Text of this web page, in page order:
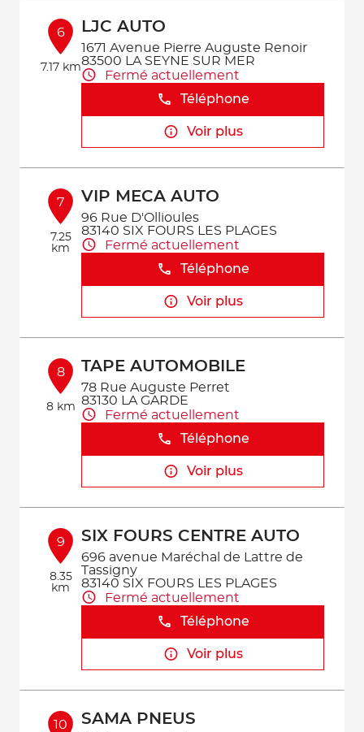
6
7.17 km
LJC AUTO
1671 Avenue Pierre Auguste Renoir
83500 LA SEYNE SUR MER
Fermé actuellement
Téléphone
Voir plus
7
7.25
km
VIP MECA AUTO
96 Rue D'Ollioules
83140 SIX FOURS LES PLAGES
Fermé actuellement
Téléphone
Voir plus
8
8 km
TAPE AUTOMOBILE
78 Rue Auguste Perret
83130 LA GARDE
Fermé actuellement
Téléphone
Voir plus
9
8.35
km
SIX FOURS CENTRE AUTO
696 avenue Maréchal de Lattre de
Tassigny
83140 SIX FOURS LES PLAGES
Fermé actuellement
Téléphone
Voir plus
10 SAMA PNEUS